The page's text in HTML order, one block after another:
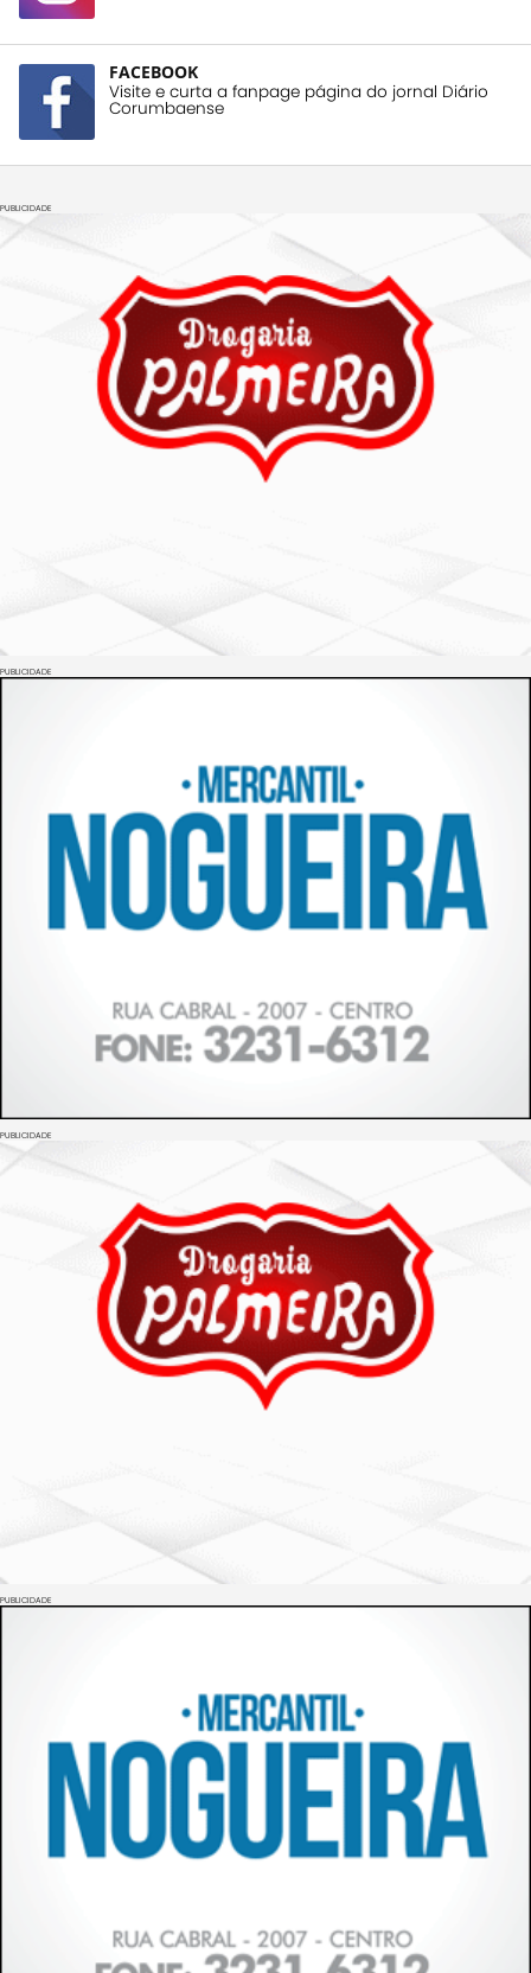
FACEBOOK
Visite e curta a fanpage página do jornal Diário
Corumbaense
PUBLICIDADE
PUBLICIDADE
PUBLICIDADE
PUBLICIDADE